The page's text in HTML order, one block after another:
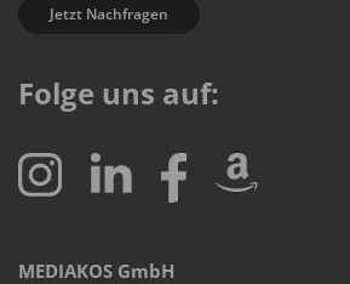
Jetzt Nachfragen
Folge uns auf:
MEDIAKOS GmbH